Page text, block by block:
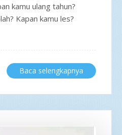
kamu ulang tahun?
Kapan kamu les?
Baca selengkapnya